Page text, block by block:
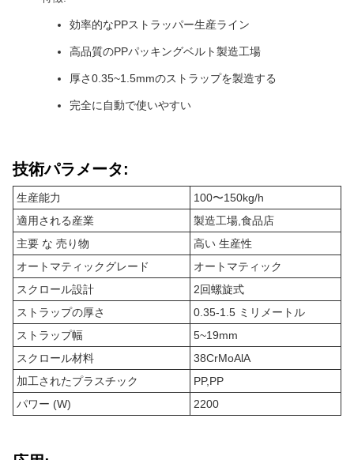
効率的なPPストラッパー生産ライン
高品質のPPパッキングベルト製造工場
厚さ0.35~1.5mmのストラップを製造する
完全に自動で使いやすい
技術パラメータ:
生産能力
100〜150kg/h
適用される産業
製造工場,食品店
主要 な 売り物
高い 生産性
オートマティックグレード
オートマティック
スクロール設計
2回螺旋式
ストラップの厚さ
0.35-1.5 ミリメートル
ストラップ幅
5~19mm
スクロール材料
38CrMoAlA
加工されたプラスチック
PP,PP
パワー (W)
2200